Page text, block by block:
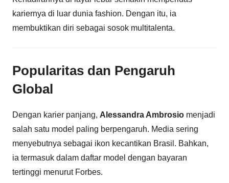
kariernya di luar dunia fashion. Dengan itu, ia
membuktikan diri sebagai sosok multitalenta.
Popularitas dan Pengaruh
Global
Dengan karier panjang, Alessandra Ambrosio menjadi
salah satu model paling berpengaruh. Media sering
menyebutnya sebagai ikon kecantikan Brasil. Bahkan,
ia termasuk dalam daftar model dengan bayaran
tertinggi menurut Forbes.